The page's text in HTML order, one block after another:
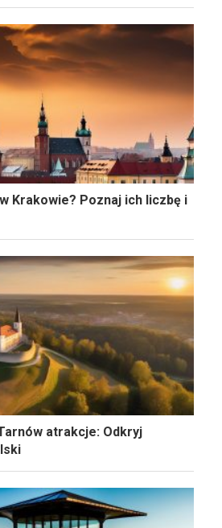
Krakowie? Poznaj ich liczbę i
atrakcje: Odkryj